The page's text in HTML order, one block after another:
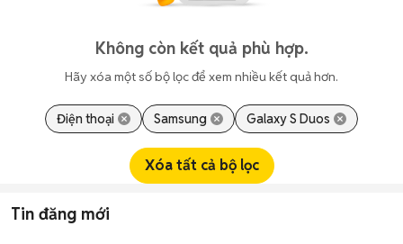
Không còn kết quả phù hợp.
Hãy xóa một số bộ lọc để xem nhiều kết quả hơn.
Điện thoại Samsung Galaxy S Duos
Xóa tất cả bộ lọc
Tin đăng mới